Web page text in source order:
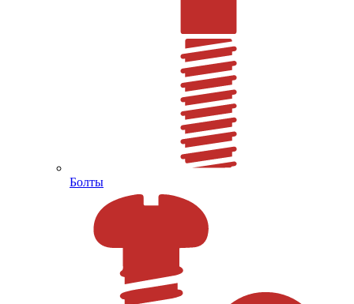
Болты